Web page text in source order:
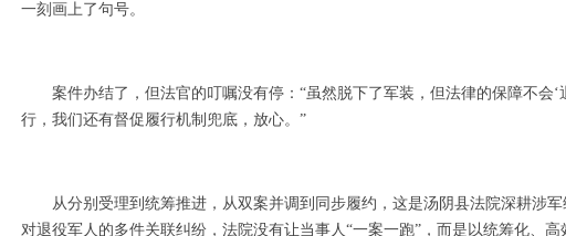
一刻画上了句号。
案件办结了，但法官的叮嘱没有停： “虽然脱下了军装，但法律的保障不会
行，我们还有督促履行机制兜底，放心。”
从分别受理到统筹推进，从双案并调到同步履约，这是汤阴县法院深耕涉军
对退役军人的多件关联纠纷，法院没有让当事人“一案一跑”，而是以统筹化、